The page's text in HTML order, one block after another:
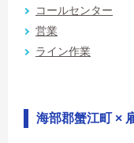
コールセンター
営業
ライン作業
海部郡蟹江町 ×